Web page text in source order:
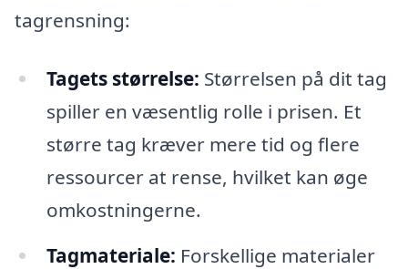
tagrensning:
Tagets størrelse: Størrelsen på dit tag
spiller en væsentlig rolle i prisen. Et
større tag kræver mere tid og flere
ressourcer at rense, hvilket kan øge
omkostningerne.
Tagmateriale: Forskellige materialer